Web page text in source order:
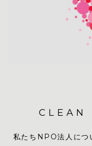
CLEAN
私たちNPO法人につ